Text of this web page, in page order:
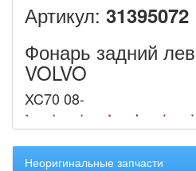
Артикул: 31395072
Фонарь задний
VOLVO
XC70 08-
Неоригинальные запчасти